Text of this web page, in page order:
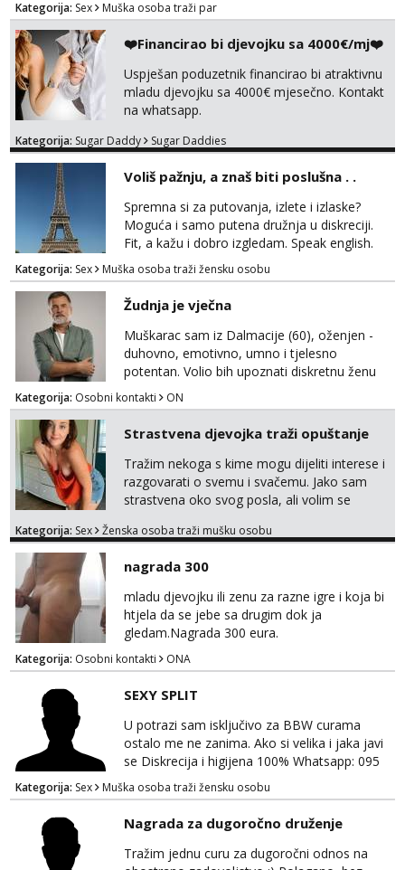
puffac@gmail.com i prepustite se iskusnom i
bi masera Makarska i okolica
Kategorija: Sex Muška osoba traži par
❤️Financirao bi djevojku sa 4000€/mj❤️
Uspješan poduzetnik financirao bi atraktivnu
mladu djevojku sa 4000€ mjesečno. Kontakt
na whatsapp.
Kategorija: Sugar Daddy Sugar Daddies
Voliš pažnju, a znaš biti poslušna . .
Spremna si za putovanja, izlete i izlaske?
Moguća i samo putena družnja u diskreciji.
Fit, a kažu i dobro izgledam. Speak english.
Javi se WhatsApp +385958572362
Kategorija: Sex Muška osoba traži žensku osobu
Žudnja je vječna
Muškarac sam iz Dalmacije (60), oženjen -
duhovno, emotivno, umno i tjelesno
potentan. Volio bih upoznati diskretnu ženu
koja voli život i životnu razigranost, neovisno
o njenim godinama, statusu i tzv. moralu. Na
lijep ću način, galantno i svojim srcem
uzvratiti na prijateljstvo, nježnost i strast.
Kategorija: Osobni kontakti ON
Strastvena djevojka traži opuštanje
Tražim nekoga s kime mogu dijeliti interese i
razgovarati o svemu i svačemu. Jako sam
strastvena oko svog posla, ali volim se
Voljela bi naci nekoga pa da se nemoram
ispod i nadji me tamo, cekam te!
Kategorija: Sex Ženska osoba traži mušku osobu
nagrada 300
mladu djevojku ili zenu za razne igre i koja bi
htjela da se jebe sa drugim dok ja
gledam.Nagrada 300 eura.
Kategorija: Osobni kontakti ONA
SEXY SPLIT
U potrazi sam isključivo za BBW curama
ostalo me ne zanima. Ako si velika i jaka javi
se Diskrecija i higijena 100% Whatsapp: 095
769 4920 Ja sam momak 25g
Kategorija: Sex Muška osoba traži žensku osobu
Nagrada za dugoročno druženje
Tražim jednu curu za dugoročni odnos na